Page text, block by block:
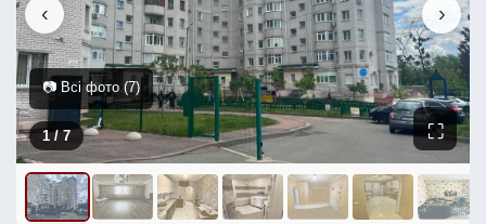
‹ ›
1/ 7 ⛶
📷 Всі фото (7)